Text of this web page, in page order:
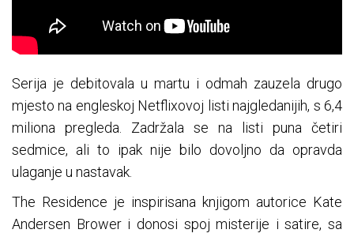
Serija je debitovala u martu i odmah zauzela drugo
mjesto na engleskoj Netflixovoj listi najgledanijih, s 6,4
miliona pregleda. Zadržala se na listi puna četiri
sedmice, ali to ipak nije bilo dovoljno da opravda
ulaganje u nastavak.
The Residence je inspirisana knjigom autorice Kate
Andersen Brower i donosi spoj misterije i satire, sa